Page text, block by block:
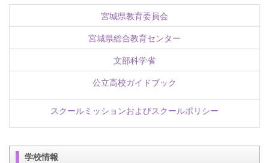
宮城県教育委員会
宮城県総合教育センター
文部科学省
公立高校ガイドブック
スクールミッションおよびスクールポリシー
学校情報